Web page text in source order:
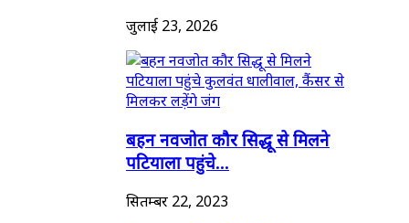
जुलाई 23, 2026
बहन नवजोत कौर सिद्धू से मिलने
पटियाला पहुंचे...
सितम्बर 22, 2023